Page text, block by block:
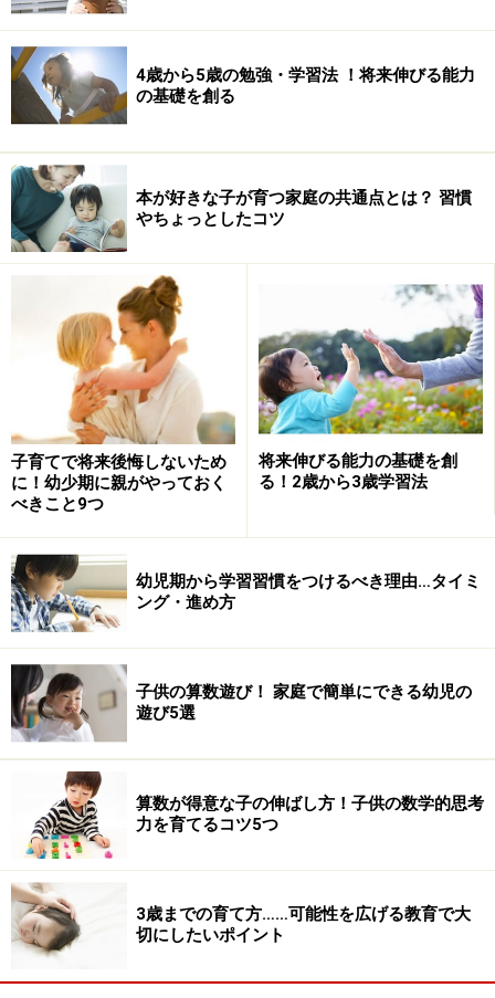
4歳から5歳の勉強・学習法 ！将来伸びる能力
の基礎を創る
本が好きな子が育つ家庭の共通点とは？ 習慣
やちょっとしたコツ
子育てで将来後悔しないため
に！幼少期に親がやっておく
べきこと9つ
将来伸びる能力の基礎を創
る！2歳から3歳学習法
幼児期から学習習慣をつけるべき理由…タイミ
ング・進め方
子供の算数遊び！ 家庭で簡単にできる幼児の
遊び5選
算数が得意な子の伸ばし方！子供の数学的思考
力を育てるコツ5つ
3歳までの育て方……可能性を広げる教育で大
切にしたいポイント